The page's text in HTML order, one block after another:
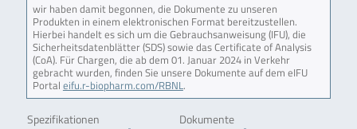
wir haben damit begonnen, die Dokumente zu unseren
Produkten in einem elektronischen Format bereitzustellen.
Hierbei handelt es sich um die Gebrauchsanweisung (IFU), die
Sicherheitsdatenblätter (SDS) sowie das Certificate of Analysis
(CoA). Für Chargen, die ab dem 01. Januar 2024 in Verkehr
gebracht wurden, finden Sie unsere Dokumente auf dem eIFU
Portal eifu.r-biopharm.com/RBNL.
Spezifikationen Dokumente